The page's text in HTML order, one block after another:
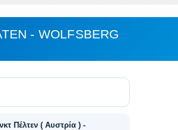
- WOLFSBERG
Πέλτεν ( Αυστρία ) -